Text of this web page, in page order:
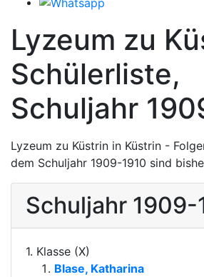
Lyzeum zu
Schülerliste,
Schuljahr
Lyzeum zu Küstrin in Küstrin -
dem Schuljahr 1909-1910 sind
Schuljahr 1909-
1. Klasse (X)
Blase, Katharina